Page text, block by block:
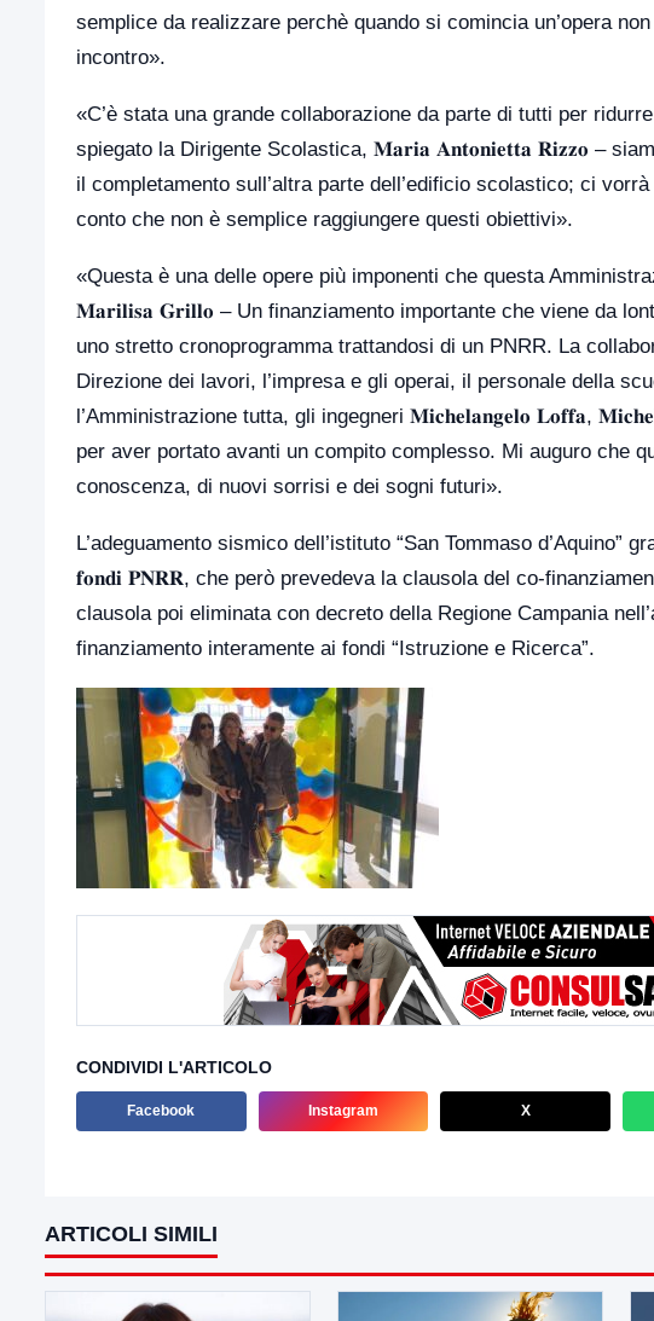
semplice da realizzare perchè quando si comincia un’opera
incontro».
«C’è stata una grande collaborazione da parte di tutti per
spiegato la Dirigente Scolastica, 𝐌𝐚𝐫𝐢𝐚 𝐀𝐧𝐭𝐨𝐧𝐢𝐞𝐭𝐭𝐚 𝐑𝐢𝐳𝐳𝐨 –
il completamento sull’altra parte dell’edificio scolastico; ci
conto che non è semplice raggiungere questi obiettivi».
«Questa è una delle opere più imponenti che questa
𝐌𝐚𝐫𝐢𝐥𝐢𝐬𝐚 𝐆𝐫𝐢𝐥𝐥𝐨 – Un finanziamento importante che viene da
uno stretto cronoprogramma trattandosi di un PNRR. La
Direzione dei lavori, l’impresa e gli operai, il personale della
l’Amministrazione tutta, gli ingegneri 𝐌𝐢𝐜𝐡𝐞𝐥𝐚𝐧𝐠𝐞𝐥𝐨 𝐋𝐨𝐟𝐟𝐚,
per aver portato avanti un compito complesso. Mi auguro che
conoscenza, di nuovi sorrisi e dei sogni futuri».
L’adeguamento sismico dell’istituto “San Tommaso d’Aquino”
𝐟𝐨𝐧𝐝𝐢 𝐏𝐍𝐑𝐑, che però prevedeva la clausola del co-
clausola poi eliminata con decreto della Regione Campania
finanziamento interamente ai fondi “Istruzione e Ricerca”.
CONDIVIDI L'ARTICOLO
Facebook Instagram X
ARTICOLI SIMILI